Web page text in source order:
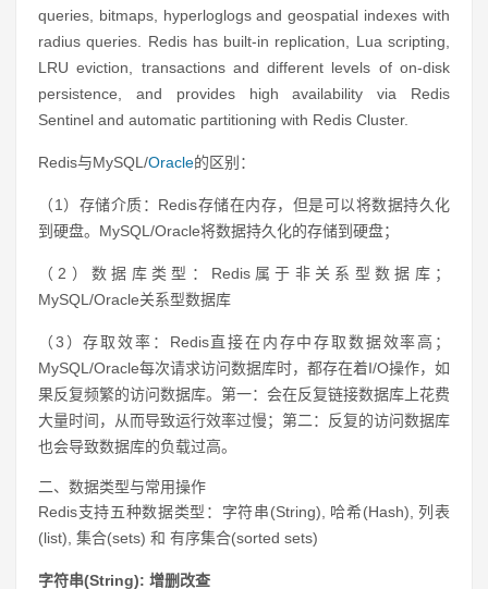
queries, bitmaps, hyperloglogs and geospatial indexes with
radius queries. Redis has built-in replication, Lua scripting,
LRU eviction, transactions and different levels of on-disk
persistence, and provides high availability via Redis
Sentinel and automatic partitioning with Redis Cluster.
Redis与MySQL/Oracle的区别：
（1）存储介质：Redis存储在内存，但是可以将数据持久化
到硬盘。MySQL/Oracle将数据持久化的存储到硬盘；
（2）数据库类型：Redis属于非关系型数据库；
MySQL/Oracle关系型数据库
（3）存取效率：Redis直接在内存中存取数据效率高；
MySQL/Oracle每次请求访问数据库时，都存在着I/O操作，如
果反复频繁的访问数据库。第一：会在反复链接数据库上花费
大量时间，从而导致运行效率过慢；第二：反复的访问数据库
也会导致数据库的负载过高。
二、数据类型与常用操作
Redis支持五种数据类型：字符串(String), 哈希(Hash), 列表
(list), 集合(sets) 和 有序集合(sorted sets)
字符串(String): 增删改查